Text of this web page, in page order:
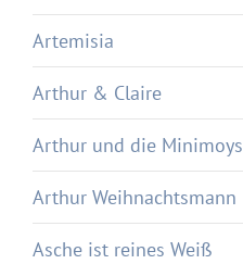
Artemisia
Arthur & Claire
Arthur und die Minimoys
Arthur Weihnachtsmann
Asche ist reines Weiß